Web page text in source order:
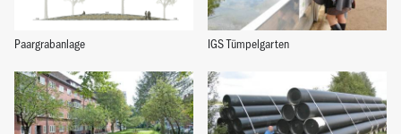
Paargrabanlage IGS Tümpelgarten